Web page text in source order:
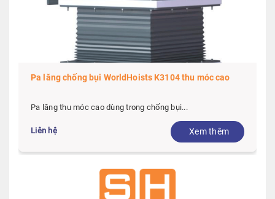
Pa lăng chống bụi WorldHoists K3104 thu móc cao
Pa lăng thu móc cao dùng trong chống bụi...
Liên hệ Xem thêm